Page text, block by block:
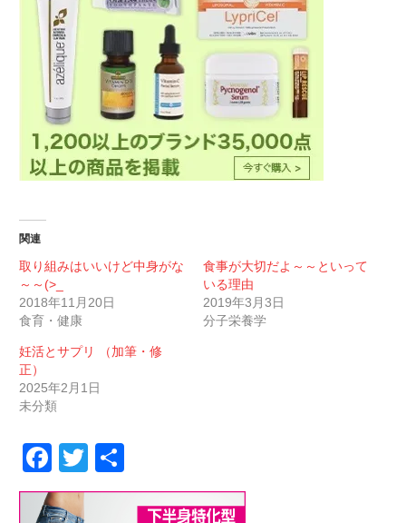
関連
取り組みはいいけど中身がな
～～(>_
2018年11月20日
食育・健康
食事が大切だよ～～といって
いる理由
2019年3月3日
分子栄養学
妊活とサプリ （加筆・修
正）
2025年2月1日
未分類
Facebook
Twitter
有